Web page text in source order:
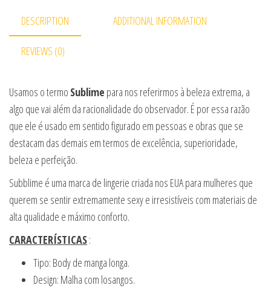
DESCRIPTION ADDITIONAL INFORMATION
REVIEWS (0)
Usamos o termo Sublime para nos referirmos à beleza extrema, a
algo que vai além da racionalidade do observador. É por essa razão
que ele é usado em sentido figurado em pessoas e obras que se
destacam das demais em termos de excelência, superioridade,
beleza e perfeição.
Subblime é uma marca de lingerie criada nos EUA para mulheres que
querem se sentir extremamente sexy e irresistíveis com materiais de
alta qualidade e máximo conforto.
CARACTERÍSTICAS:
Tipo: Body de manga longa.
Design: Malha com losangos.